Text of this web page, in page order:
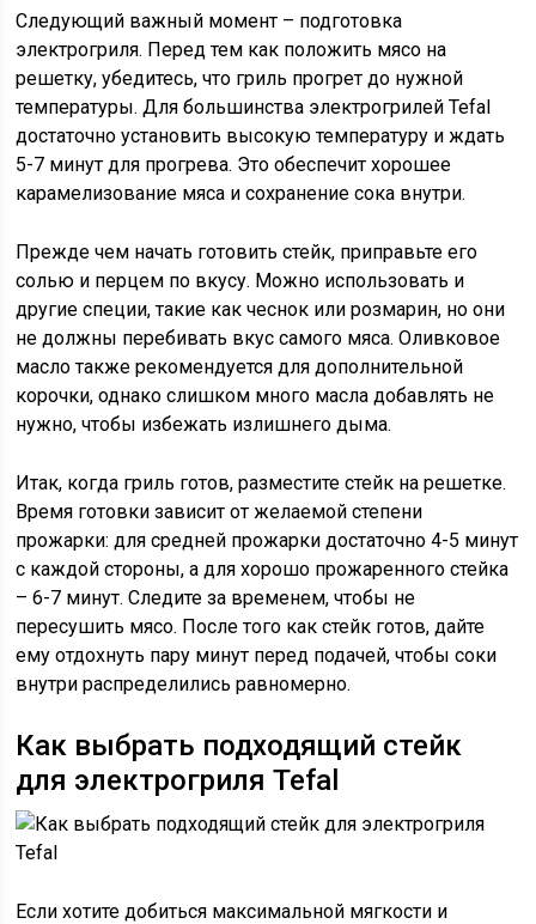
Следующий важный момент – подготовка
электрогриля. Перед тем как положить мясо на
решетку, убедитесь, что гриль прогрет до нужной
температуры. Для большинства электрогрилей Tefal
достаточно установить высокую температуру и ждать
5-7 минут для прогрева. Это обеспечит хорошее
карамелизование мяса и сохранение сока внутри.
Прежде чем начать готовить стейк, приправьте его
солью и перцем по вкусу. Можно использовать и
другие специи, такие как чеснок или розмарин, но они
не должны перебивать вкус самого мяса. Оливковое
масло также рекомендуется для дополнительной
корочки, однако слишком много масла добавлять не
нужно, чтобы избежать излишнего дыма.
Итак, когда гриль готов, разместите стейк на решетке.
Время готовки зависит от желаемой степени
прожарки: для средней прожарки достаточно 4-5 минут
с каждой стороны, а для хорошо прожаренного стейка
– 6-7 минут. Следите за временем, чтобы не
пересушить мясо. После того как стейк готов, дайте
ему отдохнуть пару минут перед подачей, чтобы соки
внутри распределились равномерно.
Как выбрать подходящий стейк
для электрогриля Tefal
Если хотите добиться максимальной мягкости и